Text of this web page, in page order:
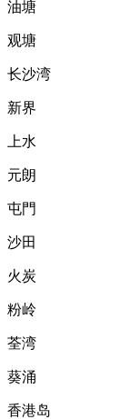
油塘
观塘
长沙湾
新界
上水
元朗
屯門
沙田
火炭
粉岭
荃湾
葵涌
香港岛